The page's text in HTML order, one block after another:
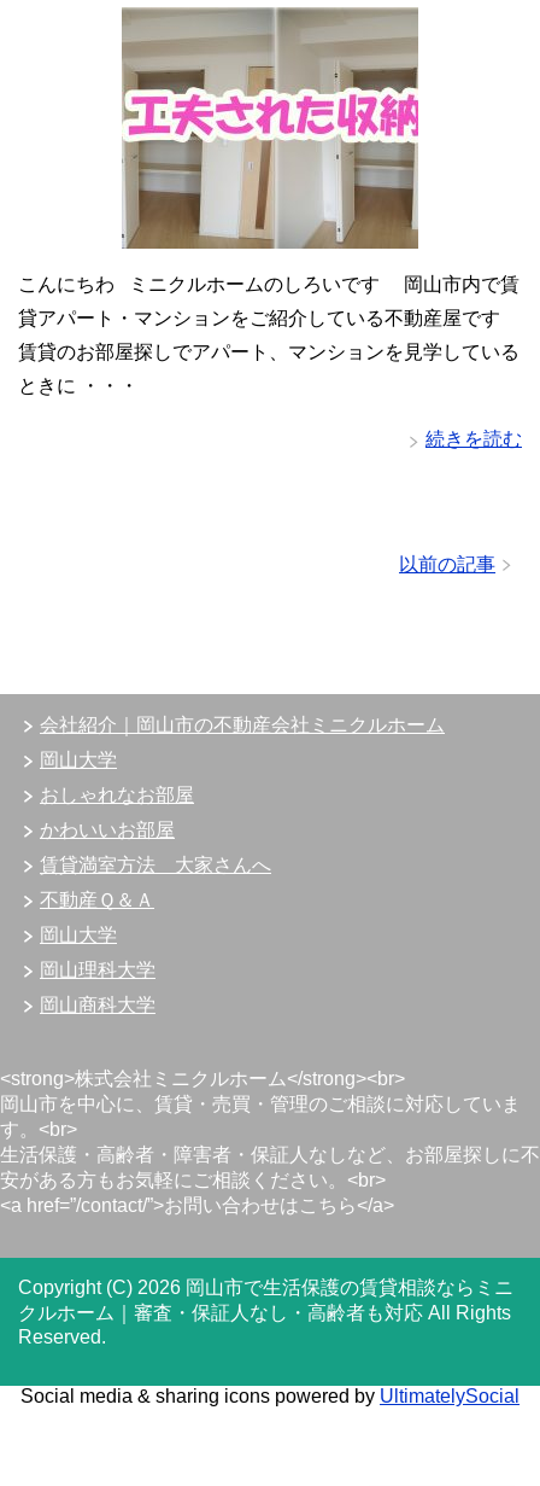
こんにちわ ミニクルホームのしろいです 岡山市内で賃
貸アパート・マンションをご紹介している不動産屋です
賃貸のお部屋探しでアパート、マンションを見学している
ときに ・・・
続きを読む
以前の記事
会社紹介｜岡山市の不動産会社ミニクルホーム
岡山大学
おしゃれなお部屋
かわいいお部屋
賃貸満室方法 大家さんへ
不動産Ｑ＆Ａ
岡山大学
岡山理科大学
岡山商科大学
<strong>株式会社ミニクルホーム</strong><br>
岡山市を中心に、賃貸・売買・管理のご相談に対応していま
す。<br>
生活保護・高齢者・障害者・保証人なしなど、お部屋探しに不
安がある方もお気軽にご相談ください。<br>
<a href=”/contact/”>お問い合わせはこちら</a>
Copyright (C) 2026 岡山市で生活保護の賃貸相談ならミニ
クルホーム｜審査・保証人なし・高齢者も対応 All Rights
Reserved.
Social media & sharing icons powered by UltimatelySocial